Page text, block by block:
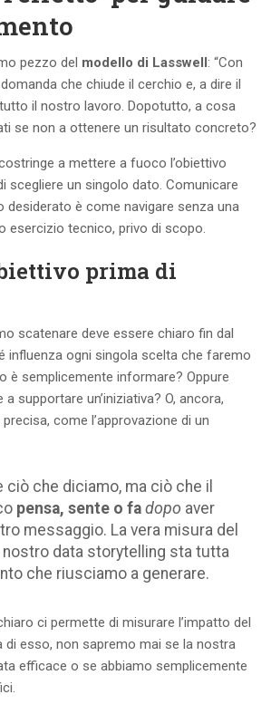
pezzo del modello di Lasswell: “Con
che chiude il cerchio e, a dire il
il nostro lavoro. Dopotutto, a cosa
se non a ottenere un risultato concreto?
a mettere a fuoco l’obiettivo
scegliere un singolo dato. Comunicare
è come navigare senza una
esercizio tecnico, privo di scopo.
prima di
scatenare deve essere chiaro fin dal
influenza ogni singola scelta che faremo
è semplicemente informare? Oppure
supportare un’iniziativa? O, ancora,
precisa, come l’approvazione di un
ciò che diciamo, ma ciò che il
pensa, sente o fa dopo aver
messaggio. La vera misura del
data storytelling sta tutta
che riusciamo a generare.
ci permette di misurare l’impatto del
di esso, non sapremo mai se la nostra
efficace o se abbiamo semplicemente